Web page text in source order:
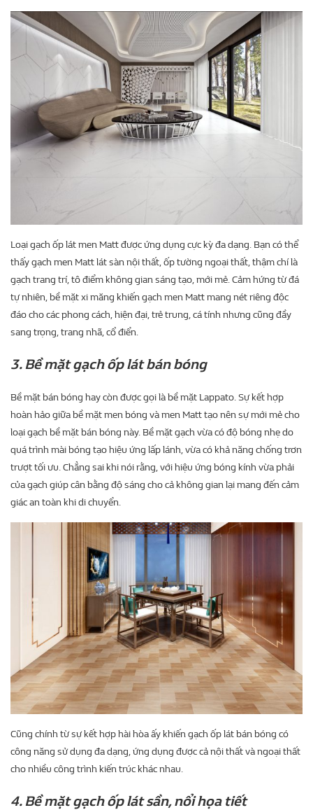
Loại gạch ốp lát men Matt được ứng dụng cực kỳ đa dạng. Bạn có thể
thấy gạch men Matt lát sàn nội thất, ốp tường ngoại thất, thậm chí là
gạch trang trí, tô điểm không gian sáng tạo, mới mẻ. Cảm hứng từ đá
tự nhiên, bề mặt xi măng khiến gạch men Matt mang nét riêng độc
đáo cho các phong cách, hiện đại, trẻ trung, cá tính nhưng cũng đầy
sang trọng, trang nhã, cổ điển.
3. Bề mặt gạch ốp lát bán bóng
Bề mặt bán bóng hay còn được gọi là bề mặt Lappato. Sự kết hợp
hoàn hảo giữa bề mặt men bóng và men Matt tạo nên sự mới mẻ cho
loại gạch bề mặt bán bóng này. Bề mặt gạch vừa có độ bóng nhẹ do
quá trình mài bóng tạo hiệu ứng lấp lánh, vừa có khả năng chống trơn
trượt tối ưu. Chẳng sai khi nói rằng, với hiệu ứng bóng kính vừa phải
của gạch giúp cân bằng độ sáng cho cả không gian lại mang đến cảm
giác an toàn khi di chuyển.
Cũng chính từ sự kết hợp hài hòa ấy khiến gạch ốp lát bán bóng có
công năng sử dụng đa dạng, ứng dụng được cả nội thất và ngoại thất
cho nhiều công trình kiến trúc khác nhau.
4. Bề mặt gạch ốp lát sần, nổi họa tiết